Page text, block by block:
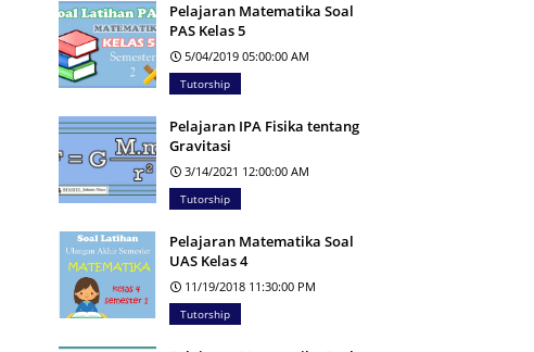
Pelajaran Matematika Soal
PAS Kelas 5
5/04/2019 05:00:00 AM
Tutorship
Pelajaran IPA Fisika tentang
Gravitasi
3/14/2021 12:00:00 AM
Tutorship
Pelajaran Matematika Soal
UAS Kelas 4
11/19/2018 11:30:00 PM
Tutorship